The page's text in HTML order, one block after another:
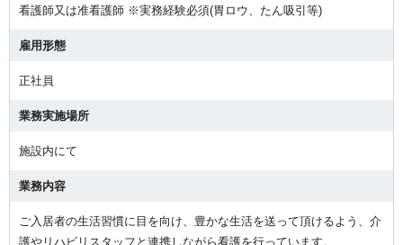
看護師又は准看護師 ※実務経験必須(胃ロウ、たん吸引等)
雇用形態
正社員
業務実施場所
施設内にて
業務内容
ご入居者の生活習慣に目を向け、豊かな生活を送って頂けるよう、介
護やリハビリスタッフと連携しながら看護を行っています。